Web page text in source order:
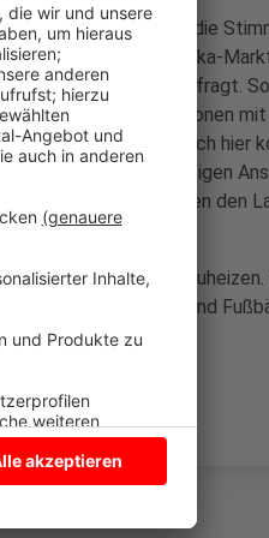
Doch bislang ist die
das Team des Edeka-
zu WM gefragt.
Markt sind einige Stationen
im WM-Style. Auch hier
liegt an den ungünstigen
Rademacher in Dülmen den
mit WM-Gebäck
mit Trikots und